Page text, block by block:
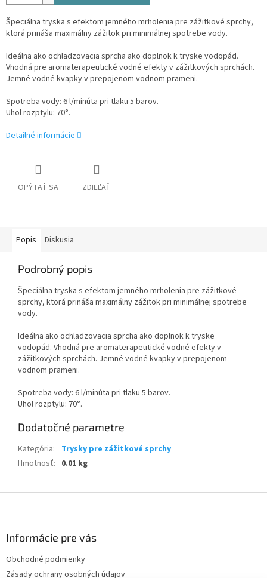
Špeciálna tryska s efektom jemného mrholenia pre zážitkové sprchy,
ktorá prináša maximálny zážitok pri minimálnej spotrebe vody.
Ideálna ako ochladzovacia sprcha ako doplnok k tryske vodopád.
Vhodná pre aromaterapeutické vodné efekty v zážitkových sprchách.
Jemné vodné kvapky v prepojenom vodnom prameni.
Spotreba vody: 6 l/minúta pri tlaku 5 barov.
Uhol rozptylu: 70°.
Detailné informácie
OPÝTAŤ SA ZDIEĽAŤ
Popis Diskusia
Podrobný popis
Špeciálna tryska s efektom jemného mrholenia pre zážitkové
sprchy, ktorá prináša maximálny zážitok pri minimálnej spotrebe
vody.
Ideálna ako ochladzovacia sprcha ako doplnok k tryske
vodopád. Vhodná pre aromaterapeutické vodné efekty v
zážitkových sprchách. Jemné vodné kvapky v prepojenom
vodnom prameni.
Spotreba vody: 6 l/minúta pri tlaku 5 barov.
Uhol rozptylu: 70°.
Dodatočné parametre
Kategória:
Trysky pre zážitkové sprchy
Hmotnosť: 0.01 kg
Informácie pre vás
Obchodné podmienky
Zásady ochrany osobných údajov